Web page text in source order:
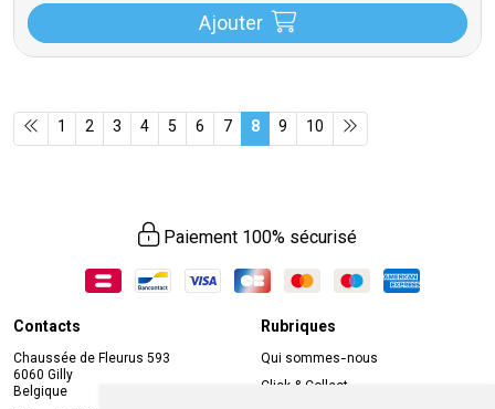
Ajouter
1 2 3 4 5 6 7 8 9 10
Paiement 100% sécurisé
Contacts
Chaussée de Fleurus 593
6060 Gilly
Belgique
Rubriques
Qui sommes-nous
Click & Collect